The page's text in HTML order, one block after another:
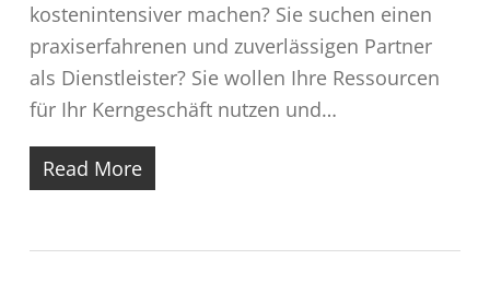
kostenintensiver machen? Sie suchen einen
praxiserfahrenen und zuverlässigen Partner
als Dienstleister? Sie wollen Ihre Ressourcen
für Ihr Kerngeschäft nutzen und…
Read More